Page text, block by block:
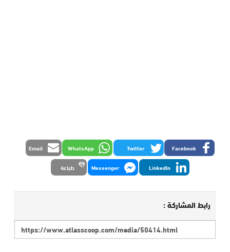
Facebook
Twitter
WhatsApp
Email
LinkedIn
Messenger طباعة
رابط المشاركة :